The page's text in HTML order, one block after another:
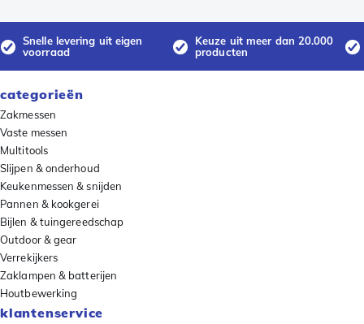
Snelle levering uit eigen
voorraad
Keuze uit meer dan 20.000
producten
categorieën
Zakmessen
Vaste messen
Multitools
Slijpen & onderhoud
Keukenmessen & snijden
Pannen & kookgerei
Bijlen & tuingereedschap
Outdoor & gear
Verrekijkers
Zaklampen & batterijen
Houtbewerking
klantenservice